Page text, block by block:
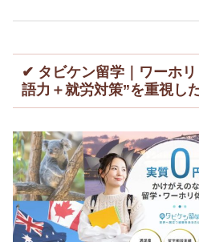
✔ タビケン留学｜ワーホ
語力＋就労対策”を重視し